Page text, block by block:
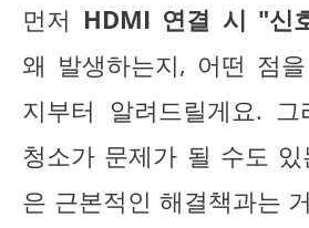
먼저 HDMI 연결 시 "신
왜 발생하는지, 어떤 점
지부터 알려드릴게요.
청소가 문제가 될 수도
은 근본적인 해결책과는